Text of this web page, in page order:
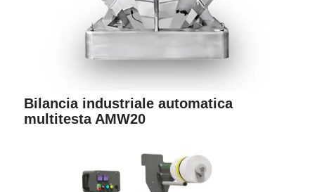
Bilancia industriale automatica
multitesta AMW20